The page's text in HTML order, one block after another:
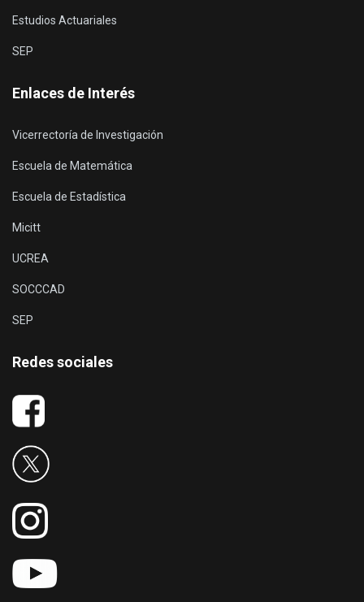
Estudios Actuariales
SEP
Enlaces de Interés
Vicerrectoría de Investigación
Escuela de Matemática
Escuela de Estadística
Micitt
UCREA
SOCCCAD
SEP
Redes sociales